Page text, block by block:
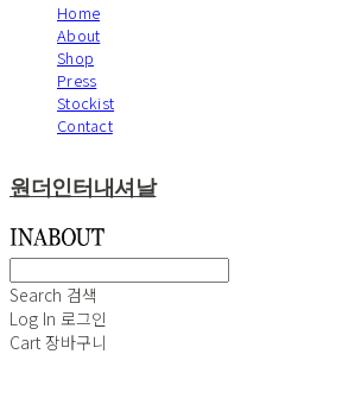
Home
About
Shop
Press
Stockist
Contact
원더인터내셔날
Search 검색
Log In 로그인
Cart 장바구니